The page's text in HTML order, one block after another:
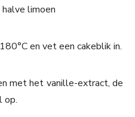
limoen
en vet een cakeblik in.
met het vanille-extract, de
op.